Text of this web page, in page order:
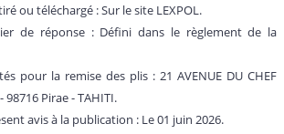
ou téléchargé : Sur le site LEXPOL.
de réponse : Défini dans le règlement de la
pour la remise des plis : 21 AVENUE DU CHEF
98716 Pirae - TAHITI.
avis à la publication : Le 01 juin 2026.